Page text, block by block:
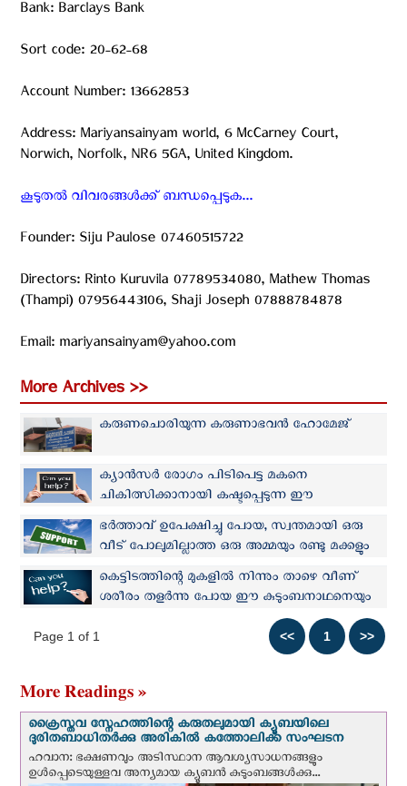
Bank: Barclays Bank
Sort code: 20-62-68
Account Number: 13662853
Address: Mariyansainyam world, 6 McCarney Court,
Norwich, Norfolk, NR6 5GA, United Kingdom.
കൂടുതൽ വിവരങ്ങൾക്ക് ബന്ധപ്പെടുക...
Founder: Siju Paulose 07460515722
Directors: Rinto Kuruvila 07789534080, Mathew Thomas
(Thampi) 07956443106, Shaji Joseph 07888784878
Email: mariyansainyam@yahoo.com
More Archives >>
കരുണചൊരിയുന്ന കരുണാഭവന്‍ ഹോമേജ്
ക്യാൻസർ രോഗം പിടിപെട്ട മകനെ
ചികിത്സിക്കാനായി കഷ്ടപ്പെടുന്ന ഈ
പിതാവിനെ നമുക്ക് സഹായിക്കാം.
ഭർത്താവ് ഉപേക്ഷിച്ചു പോയ, സ്വന്തമായി ഒരു
വീട് പോലുമില്ലാത്ത ഒരു അമ്മയും രണ്ടു മക്കളും
നമ്മുടെ മുമ്പിൽ കൈകൾ നീട്ടുന്നു.
കെട്ടിടത്തിന്റെ മുകളിൽ നിന്നും താഴെ വീണ്
ശരീരം തളർന്നു പോയ ഈ കുടുംബനാഥനെയും
കുടുംബത്തെയും നമുക്ക് സഹായിക്കാം.
Page 1 of 1
More Readings »
ക്രൈസ്തവ സ്നേഹത്തിന്റെ കരുതലുമായി ക്യൂബയിലെ
ദുരിതബാധിതർക്കു അരികിൽ കത്തോലിക്ക സംഘടന
ഹവാന: ഭക്ഷണവും അടിസ്ഥാന ആവശ്യസാധനങ്ങളും
ഉള്‍പ്പെടെയുള്ളവ അന്യമായ ക്യൂബൻ കുടുംബങ്ങൾക്കു...